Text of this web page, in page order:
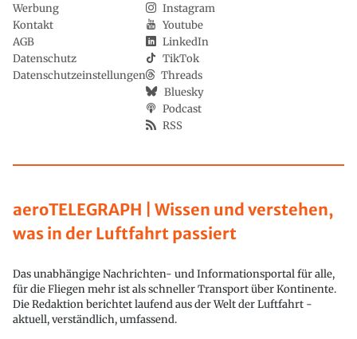
aeroTELEGRAPH | Wissen und verstehen,
was in der Luftfahrt passiert
Das unabhängige Nachrichten- und Informationsportal für alle,
für die Fliegen mehr ist als schneller Transport über Kontinente.
Die Redaktion berichtet laufend aus der Welt der Luftfahrt -
aktuell, verständlich, umfassend.
Werbung
Kontakt
AGB
Datenschutz
Datenschutzeinstellungen
Instagram
Youtube
LinkedIn
TikTok
Threads
Bluesky
Podcast
RSS